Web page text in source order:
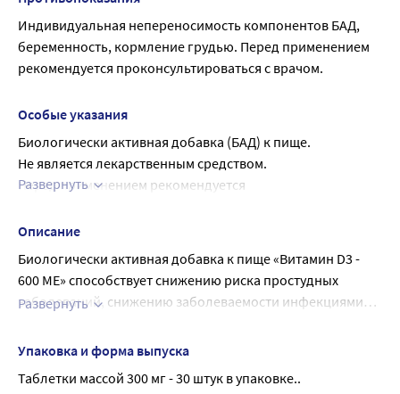
Индивидуальная непереносимость компонентов БАД,
беременность, кормление грудью. Перед применением
рекомендуется проконсультироваться с врачом.
Особые указания
Биологически активная добавка (БАД) к пище.
Не является лекарственным средством.
Перед применением рекомендуется
Развернуть
Описание
Биологически активная добавка к пище «Витамин D3 -
600 ME» способствует снижению риска простудных
заболеваний, снижению заболеваемости инфекциями
организма в период простудных заболеваний;
предотвращению деминерализации костной ткани,
союза «Пищевая продукция в части ее маркировки»
верхний допустимый уровень потребления (15 мкг)
Пищевая и энергетическая ценность в суточной норме (1
Развернуть
Упаковка и форма выпуска
Таблетки массой 300 мг - 30 штук в упаковке..